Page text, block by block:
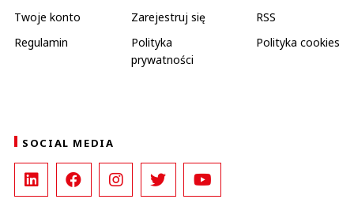
Twoje konto
Zarejestruj się
RSS
Regulamin
Polityka
prywatności
Polityka cookies
SOCIAL MEDIA